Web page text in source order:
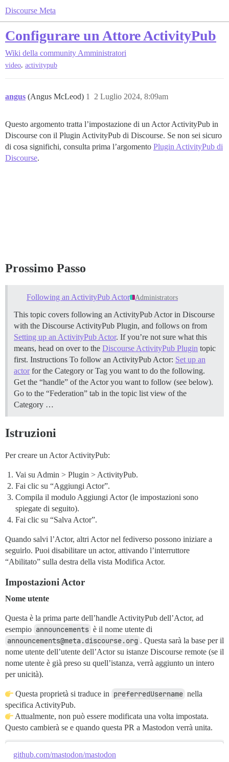
Discourse Meta
Configurare un Attore ActivityPub
Wiki della community Amministratori
video, activitypub
angus (Angus McLeod) 2 Luglio 2024, 8:09am
1
Questo argomento tratta l’impostazione di un Actor ActivityPub in
Discourse con il Plugin ActivityPub di Discourse. Se non sei sicuro
di cosa significhi, consulta prima l’argomento Plugin ActivityPub di
Discourse.
Prossimo Passo
Following an ActivityPub Actor Administrators
This topic covers following an ActivityPub Actor in Discourse
with the Discourse ActivityPub Plugin, and follows on from
Setting up an ActivityPub Actor. If you’re not sure what this
means, head on over to the Discourse ActivityPub Plugin topic
first. Instructions To follow an ActivityPub Actor: Set up an
actorfor the Category or Tag you want to do the following.
Get the “handle” of the Actor you want to follow (see below).
Go to the “Federation” tab in the topic list view of the
Category …
Istruzioni
Per creare un Actor ActivityPub:
Vai su Admin > Plugin > ActivityPub.
Fai clic su “Aggiungi Actor”.
Compila il modulo Aggiungi Actor (le impostazioni sono
spiegate di seguito).
Fai clic su “Salva Actor”.
Quando salvi l’Actor, altri Actor nel fediverso possono iniziare a
seguirlo. Puoi disabilitare un actor, attivando l’interruttore
“Abilitato” sulla destra della vista Modifica Actor.
Impostazioni Actor
Nome utente
Questa è la prima parte dell’handle ActivityPub dell’Actor, ad
esempio announcements è il nome utente di
announcements@meta.discourse.org . Questa sarà la base per il
nome utente dell’utente dell’Actor su istanze Discourse remote (se il
nome utente è già preso su quell’istanza, verrà aggiunto un intero
per unicità).
Questa proprietà si traduce in preferredUsername nella
specifica ActivityPub.
Attualmente, non può essere modificata una volta impostata.
Questo cambierà se e quando questa PR a Mastodon verrà unita.
github.com/mastodon/mastodon